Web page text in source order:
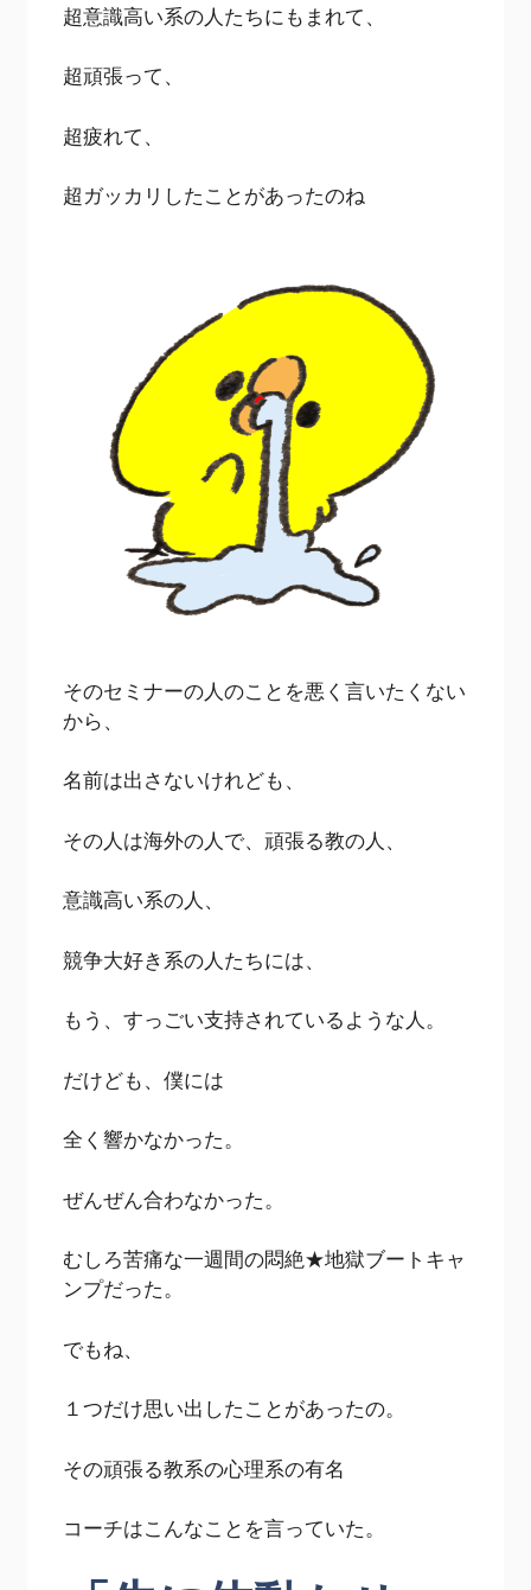
超意識高い系の人たちにもまれて、
超頑張って、
超疲れて、
超ガッカリしたことがあったのね
そのセミナーの人のことを悪く言いたくない
から、
名前は出さないけれども、
その人は海外の人で、頑張る教の人、
意識高い系の人、
競争大好き系の人たちには、
もう、すっごい支持されているような人。
だけども、僕には
全く響かなかった。
ぜんぜん合わなかった。
むしろ苦痛な一週間の悶絶★地獄ブートキャ
ンプだった。
でもね、
１つだけ思い出したことがあったの。
その頑張る教系の心理系の有名
コーチはこんなことを言っていた。